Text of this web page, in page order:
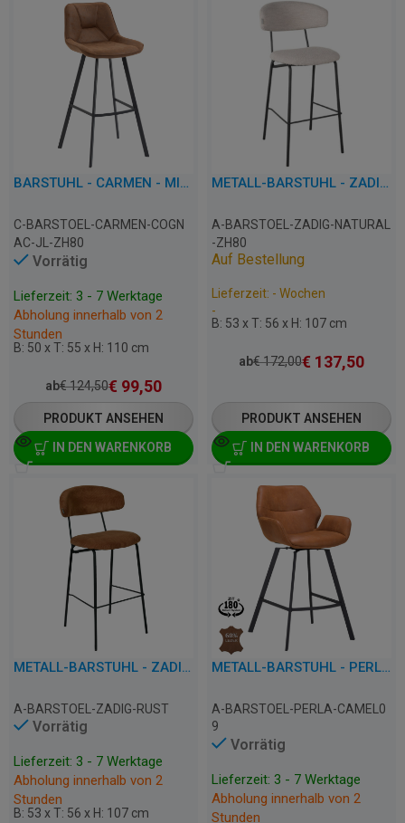
BARSTUHL - CARMEN - MIKROFASER
C-BARSTOEL-CARMEN-COGN
AC-JL-ZH80
Vorrätig
Lieferzeit: 3 - 7 Werktage
Abholung innerhalb von 2
Stunden
B: 50 x T: 55 x H: 110 cm
ab€124,50€ 99,50
PRODUKT ANSEHEN
IN DEN WARENKORB
METALL-BARSTUHL - ZADIG - BOUCLE
A-BARSTOEL-ZADIG-NATURAL
-ZH80
Auf Bestellung
Lieferzeit: - Wochen
-
B: 53 x T: 56 x H: 107 cm
ab€172,00€ 137,50
PRODUKT ANSEHEN
IN DEN WARENKORB
METALL-BARSTUHL - ZADIG - RIPPKORDEL
A-BARSTOEL-ZADIG-RUST
Vorrätig
Lieferzeit: 3 - 7 Werktage
Abholung innerhalb von 2
Stunden
B: 53 x T: 56 x H: 107 cm
METALL-BARSTUHL - PERLA - LEDER/KUNSTLEDER
A-BARSTOEL-PERLA-CAMEL0
9
Vorrätig
Lieferzeit: 3 - 7 Werktage
Abholung innerhalb von 2
Stunden